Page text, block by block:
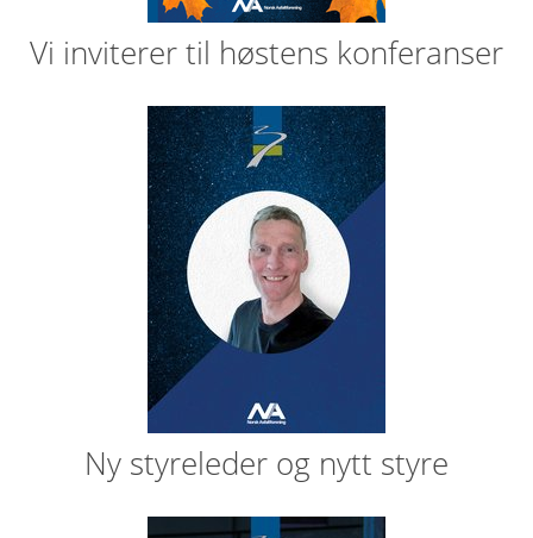
Vi inviterer til høstens konferanser
Ny styreleder og nytt styre